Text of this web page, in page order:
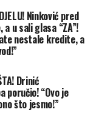
Ninković pred
u sali glasa “ZA”!
nestale kredite, a
Drinić
poručio! “Ovo je
što jesmo!”